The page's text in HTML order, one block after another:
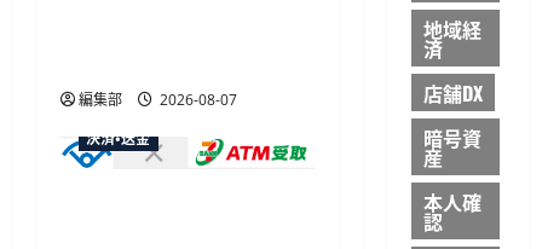
編集部
2026-08-07
決済・送金
地域経
済
店舗DX
暗号資
産
本人確
認